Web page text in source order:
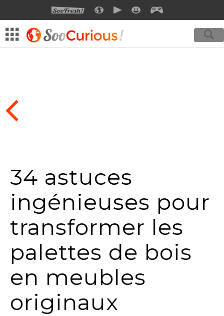
SOOFRESHSOOCURIOUSSOOMOTION
SOOSMILE
34 astuces
ingénieuses pour
transformer les
palettes de bois
en meubles
originaux